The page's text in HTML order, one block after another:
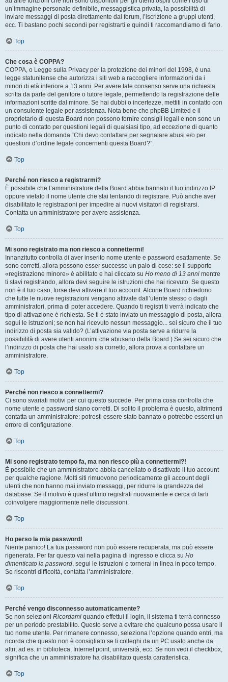
un’immagine personale definibile, messaggistica privata, la possibilità di
inviare messaggi di posta direttamente dal forum, l’iscrizione a gruppi utenti,
ecc. Ti bastano pochi secondi per registrarti e quindi ti raccomandiamo di farlo.
Top
Che cosa è COPPA?
COPPA, o Legge sulla Privacy per la protezione dei minori del 1998, è una
legge statunitense che autorizza i siti web a raccogliere informazioni da i
minori di età inferiore a 13 anni. Per avere tale consenso serve una richiesta
scritta da parte del genitore o tutore legale, permettendo la registrazione delle
informazioni scritte dal minore. Se hai dubbi o incertezze, mettiti in contatto con
un consulente legale per assistenza. Nota bene che phpBB Limited e il
proprietario di questa Board non possono fornire consigli legali e non sono un
punto di contatto per questioni legali di qualsiasi tipo, ad eccezione di quanto
indicato nella domanda “Chi devo contattare per segnalare abusi e/o per
questioni d’ordine legale concernenti questa Board?”.
Top
Perché non riesco a registrarmi?
È possibile che l’amministratore della Board abbia bannato il tuo indirizzo IP
oppure vietato il nome utente che stai tentando di registrare. Può anche aver
disabilitato le registrazioni per impedire ai nuovi visitatori di registrarsi.
Contatta un amministratore per avere assistenza.
Top
Mi sono registrato ma non riesco a connettermi!
Innanzitutto controlla di aver inserito nome utente e password esattamente. Se
sono corretti, allora possono esser successe un paio di cose: se il supporto
«registrazione minore» è abilitato e hai cliccato su Ho meno di 13 anni mentre
ti stavi registrando, allora devi seguire le istruzioni che hai ricevuto. Se questo
non è il tuo caso, forse devi attivare il tuo account. Alcune Board richiedono
che tutte le nuove registrazioni vengano attivate dall’utente stesso o dagli
amministratori, prima di poter accedere. Quando ti registri ti verrà indicato che
tipo di attivazione è richiesta. Se ti è stato inviato un messaggio di posta, allora
segui le istruzioni; se non hai ricevuto nessun messaggio... sei sicuro che il tuo
indirizzo di posta sia valido? (L’attivazione via posta serve a ridurre la
possibilità di avere utenti anonimi che abusano della Board.) Se sei sicuro che
l’indirizzo di posta che hai usato sia corretto, allora prova a contattare un
amministratore.
Top
Perché non riesco a connettermi?
Ci sono svariati motivi per cui questo succede. Per prima cosa controlla che
nome utente e password siano corretti. Di solito il problema è questo, altrimenti
contatta un amministratore: potresti essere stato bannato o potrebbe esserci un
errore di configurazione.
Top
Mi sono registrato tempo fa, ma non riesco più a connettermi?!
È possibile che un amministratore abbia cancellato o disattivato il tuo account
per qualche ragione. Molti siti rimuovono periodicamente gli account degli
utenti che non hanno mai inviato messaggi, per ridurre la grandezza del
database. Se il motivo è quest’ultimo registrati nuovamente e cerca di farti
coinvolgere maggiormente nelle discussioni.
Top
Ho perso la mia password!
Niente panico! La tua password non può essere recuperata, ma può essere
rigenerata. Per far questo vai nella pagina di ingresso e clicca su Ho
dimenticato la password, segui le istruzioni e tornerai in linea in poco tempo.
Se riscontri difficoltà, contatta l’amministratore.
Top
Perché vengo disconnesso automaticamente?
Se non selezioni Ricordami quando effettui il login, il sistema ti terrà connesso
per un periodo prestabilito. Questo serve a evitare che qualcuno possa usare il
tuo nome utente. Per rimanere connesso, seleziona l’opzione quando entri, ma
ricorda che questo non è consigliato se ti colleghi da un PC usato anche da
altri, ad es. in biblioteca, Internet point, università, ecc. Se non vedi il checkbox,
significa che un amministratore ha disabilitato questa caratteristica.
Top